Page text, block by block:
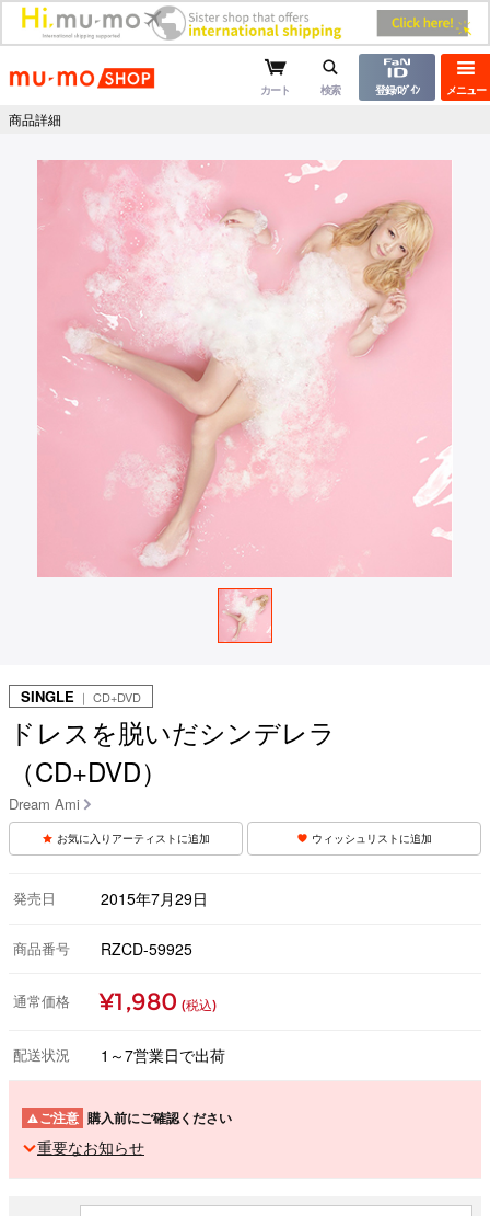
mu-moショップ メニュー
カート 検索 登録/ﾛｸﾞｲﾝ
商品詳細
SINGLE ｜ CD+DVD
ドレスを脱いだシンデレラ
（CD+DVD）
Dream Ami
お気に入りアーティストに追加 ウィッシュリストに追加
発売日 2015年7月29日
商品番号 RZCD-59925
通常価格 ¥1,980 (税込)
配送状況 1～7営業日で出荷
ご注意 購入前にご確認ください
重要なお知らせ